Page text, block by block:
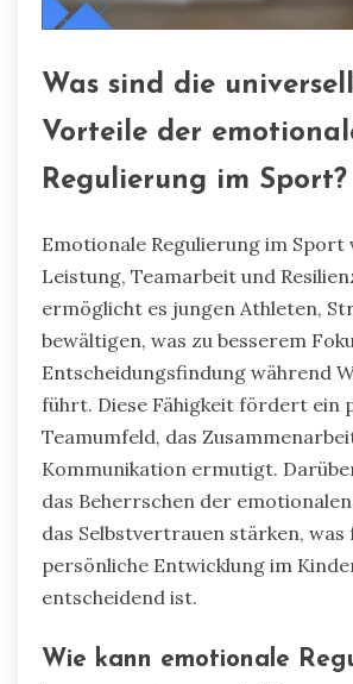
Was sind die
Vorteile der
Regulierung im Sport?
Emotionale Regulierung im Sport
Leistung, Teamarbeit und
ermöglicht es jungen Athleten,
bewältigen, was zu besserem
Entscheidungsfindung während
führt. Diese Fähigkeit fördert ein
Teamumfeld, das
Kommunikation ermutigt.
das Beherrschen der
das Selbstvertrauen stärken, was
persönliche Entwicklung im
entscheidend ist.
Wie kann emotionale